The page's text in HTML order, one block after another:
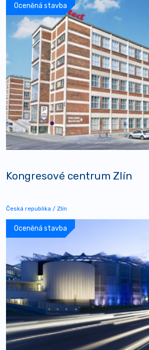
Oceněná stavba
Kongresové centrum Zlín
Česká republika / Zlín
Oceněná stavba